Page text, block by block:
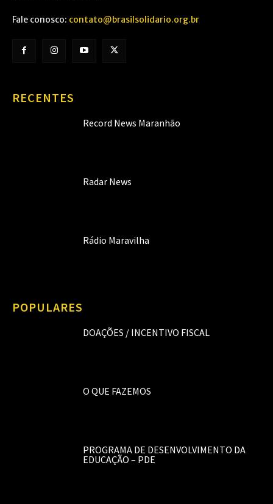
Fale conosco: contato@brasilsolidario.org.br
RECENTES
Record News Maranhão
Radar News
Rádio Maravilha
POPULARES
DOAÇÕES / INCENTIVO FISCAL
O QUE FAZEMOS
PROGRAMA DE DESENVOLVIMENTO DA
EDUCAÇÃO – PDE